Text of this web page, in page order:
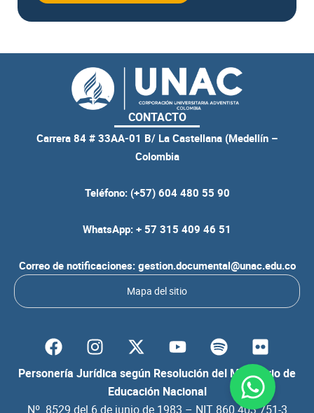
CONTACTO
Carrera 84 # 33AA-01 B/ La Castellana (Medellín –
Colombia
Teléfono: (+57) 604 480 55 90
WhatsApp: + 57 315 409 46 51
Correo de notificaciones: gestion.documental@unac.edu.co
Mapa del sitio
Personería Jurídica según Resolución del Ministerio de
Educación Nacional
Nº. 8529 del 6 de junio de 1983 – NIT 860.403.751-3
F
a
c
b
I
n
s
a
Y
o
u
t
u
S
p
o
i
F
l
i
c
k